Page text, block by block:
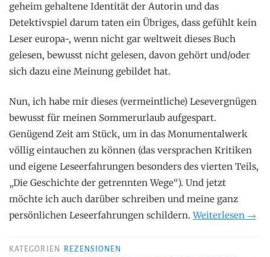
geheim gehaltene Identität der Autorin und das
Detektivspiel darum taten ein Übriges, dass gefühlt kein
Leser europa-, wenn nicht gar weltweit dieses Buch
gelesen, bewusst nicht gelesen, davon gehört und/oder
sich dazu eine Meinung gebildet hat.
Nun, ich habe mir dieses (vermeintliche) Lesevergnügen
bewusst für meinen Sommerurlaub aufgespart.
Genügend Zeit am Stück, um in das Monumentalwerk
völlig eintauchen zu können (das versprachen Kritiken
und eigene Leseerfahrungen besonders des vierten Teils,
„Die Geschichte der getrennten Wege“). Und jetzt
möchte ich auch darüber schreiben und meine ganz
persönlichen Leseerfahrungen schildern.Weiterlesen →
KATEGORIEN
REZENSIONEN